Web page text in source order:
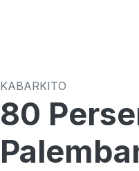
KABARKITO
80